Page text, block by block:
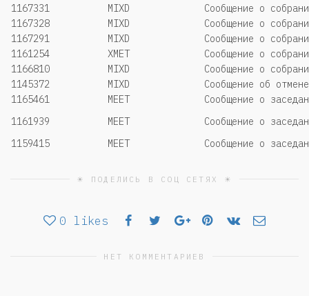
1167331
MIXD
Сообщение о
1167328
MIXD
Сообщение о
1167291
MIXD
Сообщение о
1161254
XMET
Сообщение о
1166810
MIXD
Сообщение о
1145372
MIXD
Сообщение об
1165461
MEET
Сообщение о
1161939
MEET
Сообщение о
1159415
MEET Сообщение о
☀ ПОДЕЛИСЬ В СОЦ СЕТЯХ ☀
0 likes
НЕТ КОММЕНТАРИЕВ